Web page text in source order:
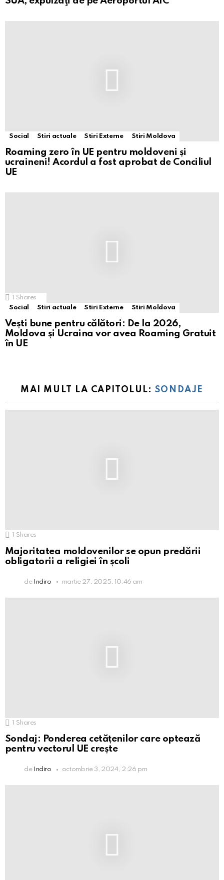
Social Stiri actuale Stiri Externe Stiri Moldova
Roaming zero în UE pentru moldoveni și
ucraineni! Acordul a fost aprobat de Conciliul
UE
1 Shares
Social
Stiri actuale Stiri Externe Stiri Moldova
Vești bune pentru călători: De la 2026,
Moldova și Ucraina vor avea Roaming Gratuit
în UE
MAI MULT LA CAPITOLUL: SONDAJE
1 Shares
Majoritatea moldovenilor se opun predării
obligatorii a religiei în școli
de Indiro martie 27, 2025, 10:46 am
1 Shares
Sondaj: Ponderea cetățenilor care optează
pentru vectorul UE crește
de Indiro octombrie 3, 2024, 2:26 pm